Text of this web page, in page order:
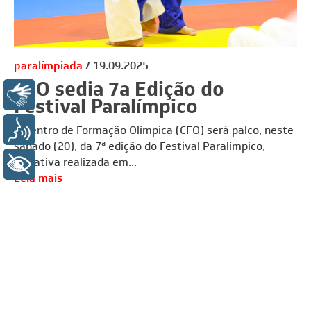
paralímpiada 19.09.2025
CFO sedia 7a Edição do
Festival Paralímpico
O Centro de Formação Olímpica (CFO) será palco, neste
sábado (20), da 7ª edição do Festival Paralímpico,
iniciativa realizada em...
Leia mais
Libras
Voz
+ Acessibilidade